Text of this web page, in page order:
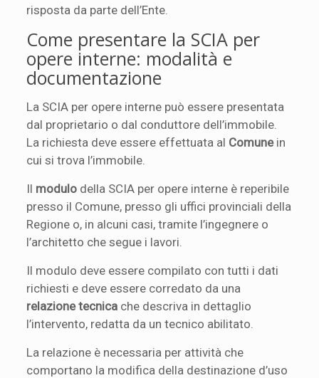
risposta da parte dell’Ente.
Come presentare la SCIA per
opere interne: modalità e
documentazione
La SCIA per opere interne può essere presentata
dal proprietario o dal conduttore dell’immobile.
La richiesta deve essere effettuata al Comunein
cui si trova l’immobile.
Il modulo della SCIA per opere interne è reperibile
presso il Comune, presso gli uffici provinciali della
Regione o, in alcuni casi, tramite l’ingegnere o
l’architetto che segue i lavori.
Il modulo deve essere compilato con tutti i dati
richiesti e deve essere corredato da una
relazione tecnica che descriva in dettaglio
l’intervento, redatta da un tecnico abilitato.
La relazione è necessaria per attività che
comportano la modifica della destinazione d’uso